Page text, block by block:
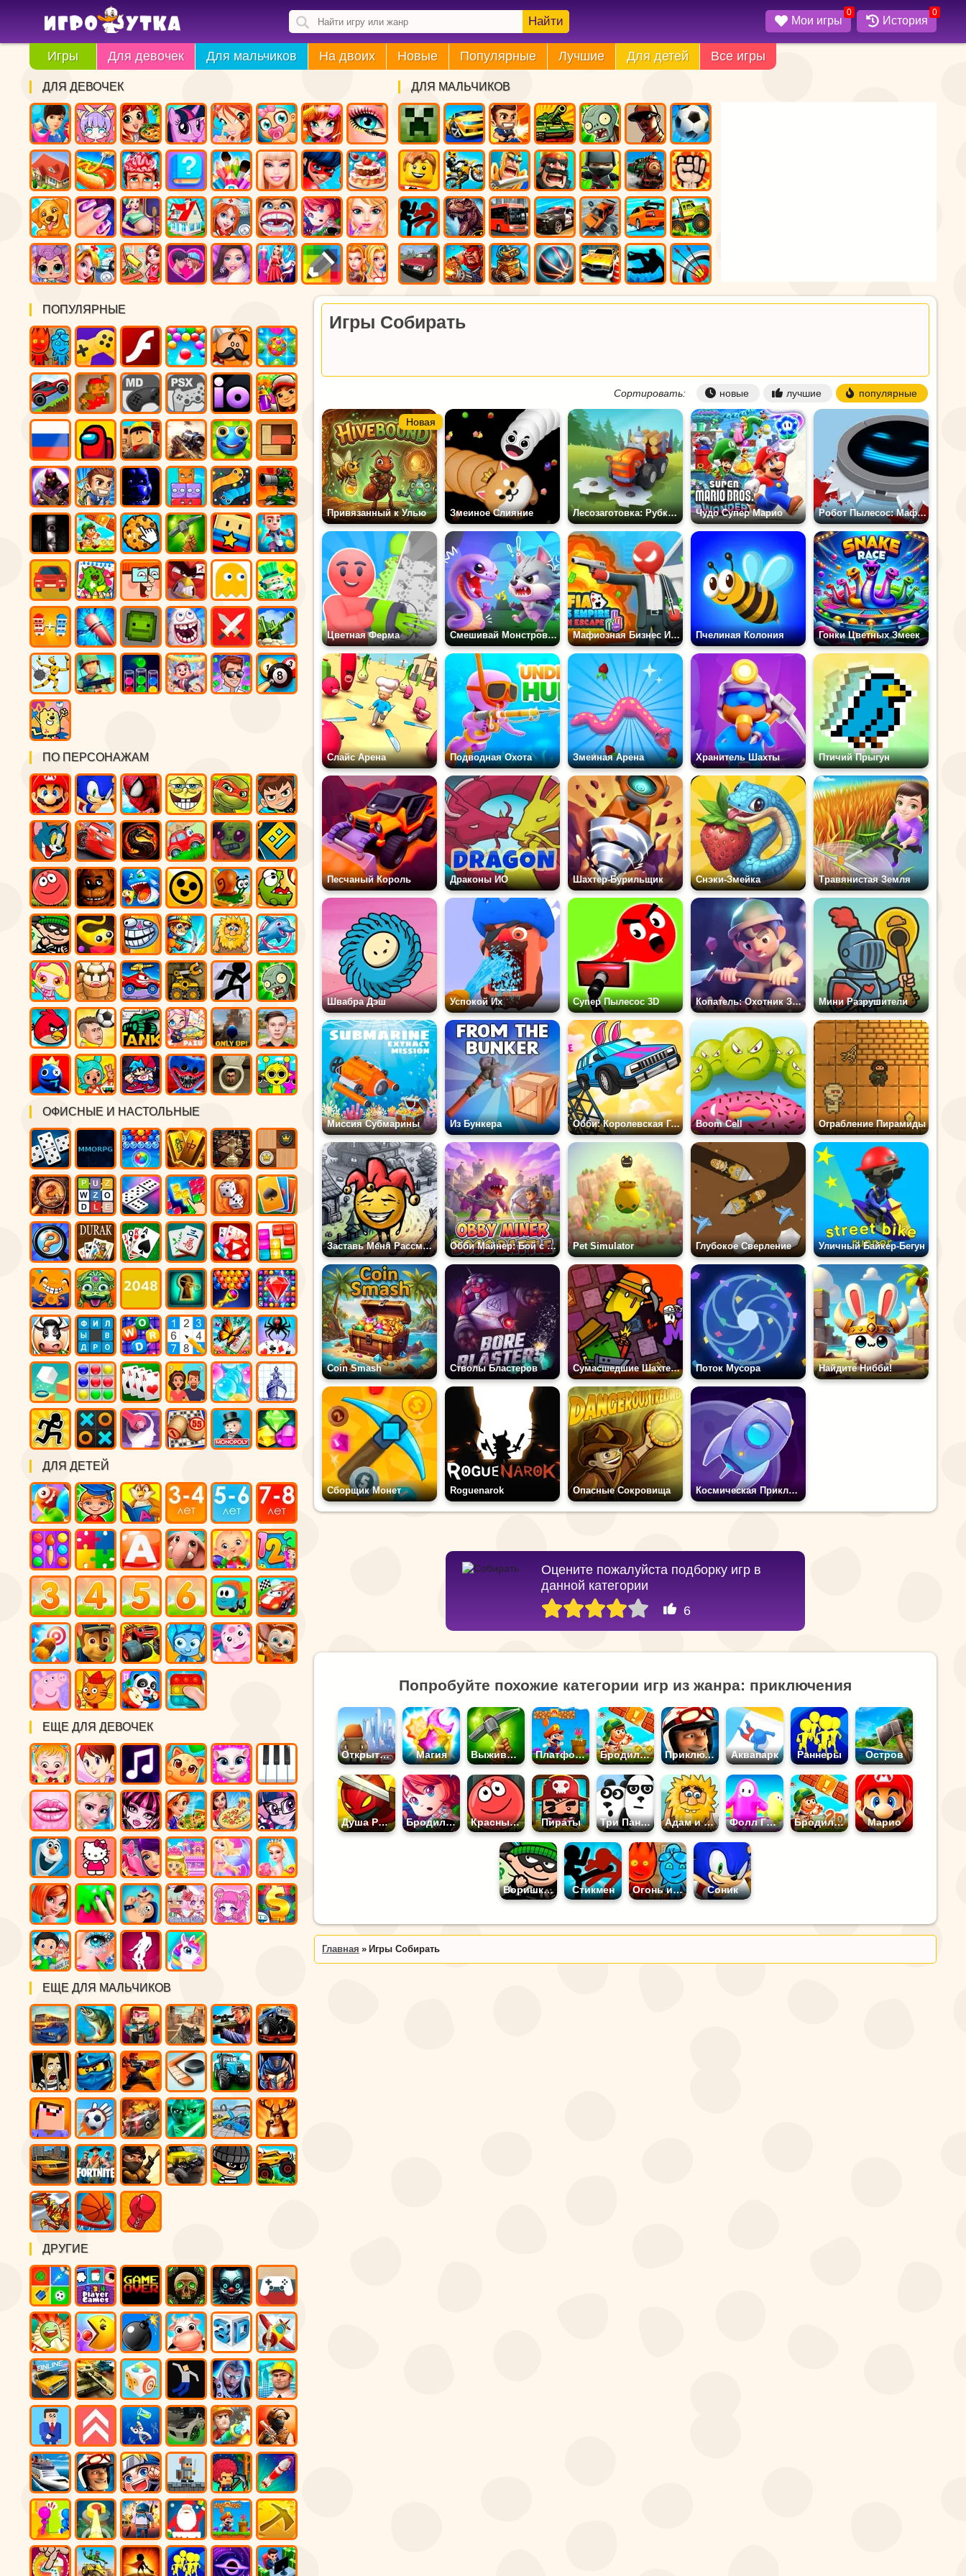
Найти Мои игры
0
История
0
Игры Для девочек Для мальчиков На двоих Новые Популярные Лучшие Для детей Все игры
ДЛЯ МАЛЬЧИКОВ
ДЛЯ ДЕВОЧЕК
ПОПУЛЯРНЫЕ
ПО ПЕРСОНАЖАМ
ОФИСНЫЕ И НАСТОЛЬНЫЕ
ДЛЯ ДЕТЕЙ
ЕЩЕ ДЛЯ ДЕВОЧЕК
ЕЩЕ ДЛЯ МАЛЬЧИКОВ
ДРУГИЕ
Игры Собирать
Сортировать: новые лучшие популярные
Привязанный к Улью
Новая
Змеиное Слияние Лесозаготовка: Рубка Деревьев Чудо Супер Марио Робот Пылесос: Мафиозное Убийство
Цветная Ферма Смешивай Монстров: Дрессировщик Мафиозная Бизнес Империя: Побег Стикмена 3D Пчелиная Колония Гонки Цветных Змеек
Слайс Арена Подводная Охота Змеиная Арена Хранитель Шахты Птичий Прыгун
Песчаный Король Драконы ИО Шахтер-Бурильщик Снэки-Змейка Травянистая Земля
Швабра Дэш Успокой Их Супер Пылесос 3D Копатель: Охотник За Сокровищами Мини Разрушители
Миссия Субмарины Из Бункера Обби: Королевская Гонка Boom Cell Ограбление Пирамиды
Заставь Меня Рассмеяться Обби Майнер: Бой с Боссом Pet Simulator Глубокое Сверление Уличный Байкер-Бегун
Coin Smash Стволы Бластеров Сумасшедшие Шахтеры Поток Мусора Найдите Нибби!
Сборщик Монет Roguenarok Опасные Сокровища Космическая Приключенческая Гонка
Оцените пожалуйста подборку игр в
данной категории
6
Попробуйте похожие категории игр из жанра: приключения
Открытый мир Магия Выживание Платформеры Бродилки Приключения Аквапарк Раннеры Остров
Душа Разбойника Бродилки для Девочек Красный Шар Пираты Три Панды Адам и Ева Фолл Гайс Бродилки на Двоих Марио
Воришка Боб Стикмен Огонь и Вода Соник
Главная Игры Собирать